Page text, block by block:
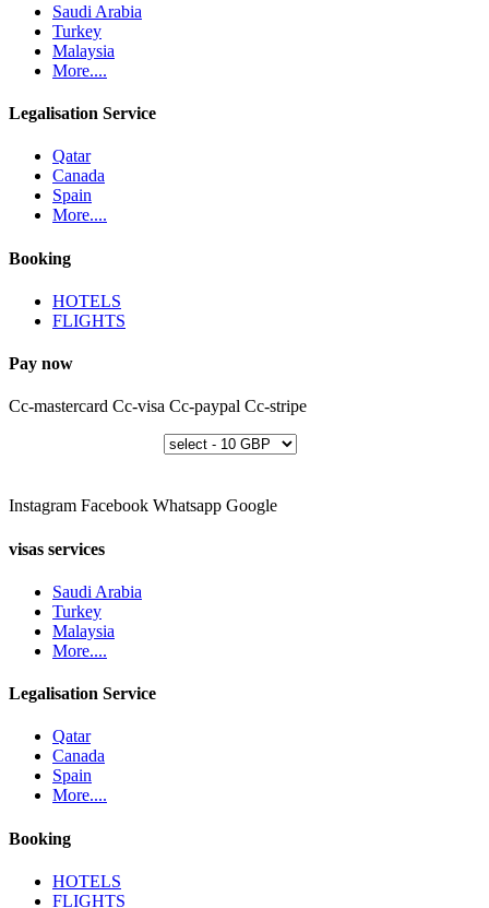
Saudi Arabia
Turkey
Malaysia
More....
Legalisation Service
Qatar
Canada
Spain
More....
Booking
HOTELS
FLIGHTS
Pay now
Cc-mastercard Cc-visa Cc-paypal Cc-stripe
Instagram Facebook Whatsapp Google
visas services
Saudi Arabia
Turkey
Malaysia
More....
Legalisation Service
Qatar
Canada
Spain
More....
Booking
HOTELS
FLIGHTS